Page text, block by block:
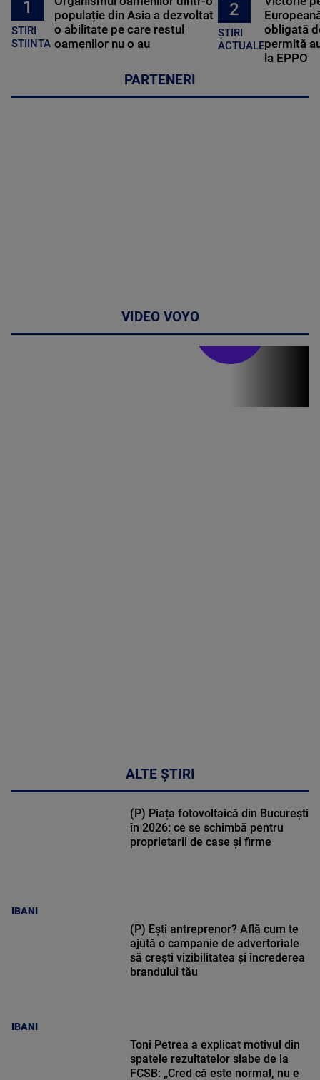
1
STIRI
STIINTA
populație din Asia a dezvoltat
o abilitate pe care restul
oamenilor nu o au
2
ȘTIRI
ACTUALE
obligată
permită
la EPPO
PARTENERI
VIDEO VOYO
ALTE ȘTIRI
IBANI
(P) Piața fotovoltaică din București
în 2026: ce se schimbă pentru
proprietarii de case și firme
IBANI
(P) Ești antreprenor? Află cum te
ajută o campanie de advertoriale
să crești vizibilitatea și încrederea
brandului tău
Toni Petrea a explicat motivul din
spatele rezultatelor slabe de la
FCSB: „Cred că este normal, nu e